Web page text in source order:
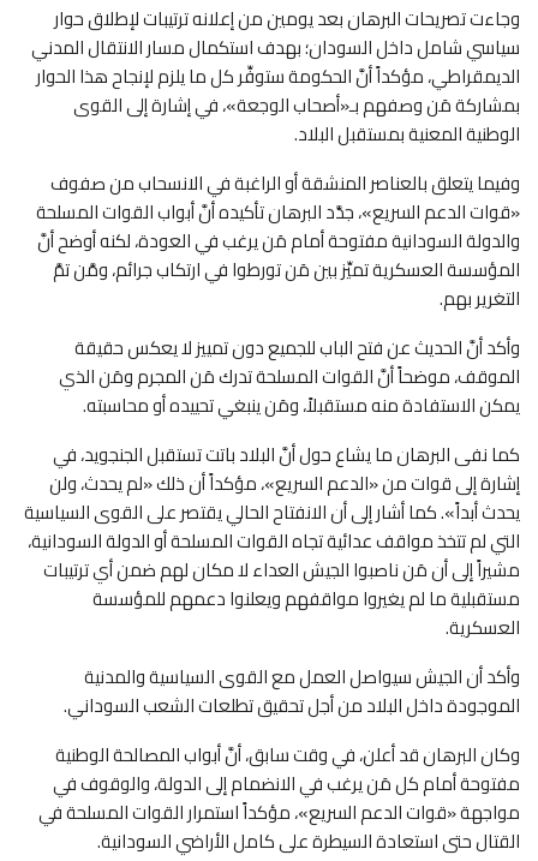
وجاءت تصريحات البرهان بعد يومين من إعلانه ترتيبات لإطلاق حوار
سياسي شامل داخل السودان؛ بهدف استكمال مسار الانتقال المدني
الديمقراطي، مؤكداً أنَّ الحكومة ستوفِّر كل ما يلزم لإنجاح هذا الحوار
بمشاركة مَن وصفهم بـ«أصحاب الوجعة»، في إشارة إلى القوى
الوطنية المعنية بمستقبل البلاد.
وفيما يتعلق بالعناصر المنشقة أو الراغبة في الانسحاب من صفوف
«قوات الدعم السريع»، جدَّد البرهان تأكيده أنَّ أبواب القوات المسلحة
والدولة السودانية مفتوحة أمام مَن يرغب في العودة، لكنه أوضح أنَّ
المؤسسة العسكرية تميِّز بين مَن تورطوا في ارتكاب جرائم، ومَّن تمَّ
التغرير بهم.
وأكد أنَّ الحديث عن فتح الباب للجميع دون تمييز لا يعكس حقيقة
الموقف، موضحاً أنَّ القوات المسلحة تدرك مَن المجرم ومَن الذي
يمكن الاستفادة منه مستقبلاً، ومَن ينبغي تحييده أو محاسبته.
كما نفى البرهان ما يشاع حول أنَّ البلاد باتت تستقبل الجنجويد، في
إشارة إلى قوات من «الدعم السريع»، مؤكداً أن ذلك «لم يحدث، ولن
يحدث أبداً». كما أشار إلى أن الانفتاح الحالي يقتصر على القوى السياسية
التي لم تتخذ مواقف عدائية تجاه القوات المسلحة أو الدولة السودانية،
مشيراً إلى أن مَن ناصبوا الجيش العداء لا مكان لهم ضمن أي ترتيبات
مستقبلية ما لم يغيروا مواقفهم ويعلنوا دعمهم للمؤسسة
العسكرية.
وأكد أن الجيش سيواصل العمل مع القوى السياسية والمدنية
الموجودة داخل البلاد من أجل تحقيق تطلعات الشعب السوداني.
وكان البرهان قد أعلن، في وقت سابق، أنَّ أبواب المصالحة الوطنية
مفتوحة أمام كل مَن يرغب في الانضمام إلى الدولة، والوقوف في
مواجهة «قوات الدعم السريع»، مؤكداً استمرار القوات المسلحة في
القتال حتى استعادة السيطرة على كامل الأراضي السودانية.